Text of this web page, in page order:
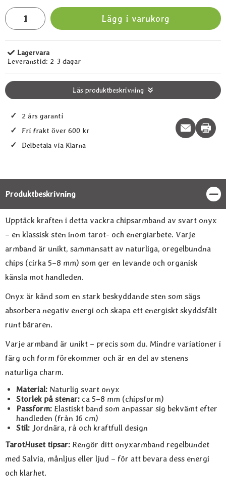
antal
Lägg i varukorg
Tillgänglighet:
Lagervara
Leveranstid: 2-3 dagar
Läs produktbeskrivning
✓ 2 års garanti
✓ Fri frakt över 600 kr
✓ Delbetala via Klarna
Print
Produktbeskrivning
Produktbeskrivning
Upptäck kraften i detta vackra chipsarmband av svart onyx
– en klassisk sten inom tarot- och energiarbete. Varje
armband är unikt, sammansatt av naturliga, oregelbundna
chips (cirka 5–8 mm) som ger en levande och organisk
känsla mot handleden.
Onyx är känd som en stark beskyddande sten som sägs
absorbera negativ energi och skapa ett energiskt skyddsfält
runt bäraren.
Varje armband är unikt – precis som du. Mindre variationer i
färg och form förekommer och är en del av stenens
naturliga charm.
Material: Naturlig svart onyx
Storlek på stenar: ca 5–8 mm (chipsform)
Passform: Elastiskt band som anpassar sig bekvämt efter
handleden (från 16 cm)
Stil: Jordnära, rå och kraftfull design
TarotHuset tipsar: Rengör ditt onyxarmband regelbundet
med Salvia, månljus eller ljud – för att bevara dess energi
och klarhet.